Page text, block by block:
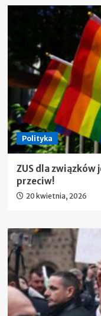
Polityka
ZUS dla związków
przeciw!
20 kwietnia, 2026